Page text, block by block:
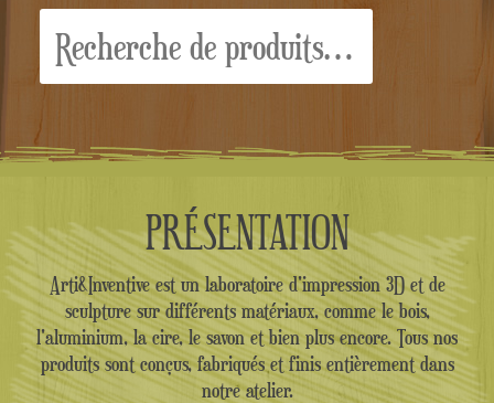
pour :
PRÉSENTATION
Arti&Inventive est un laboratoire d'impression 3D et de
sculpture sur différents matériaux, comme le bois,
l'aluminium, la cire, le savon et bien plus encore. Tous nos
produits sont conçus, fabriqués et finis entièrement dans
notre atelier.